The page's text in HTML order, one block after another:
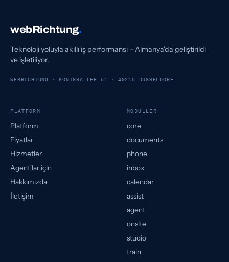
webRichtung.
Teknoloji yoluyla akıllı iş performansı – Almanya'da geliştirildi
ve işletiliyor.
WEBRICHTUNG · KÖNIGSALLEE 61 · 40215 DÜSSELDORF
PLATFORM
Platform
Fiyatlar
Hizmetler
Agent'lar için
Hakkımızda
İletişim
MODÜLLER
core
documents
phone
inbox
calendar
assist
agent
onsite
studio
train